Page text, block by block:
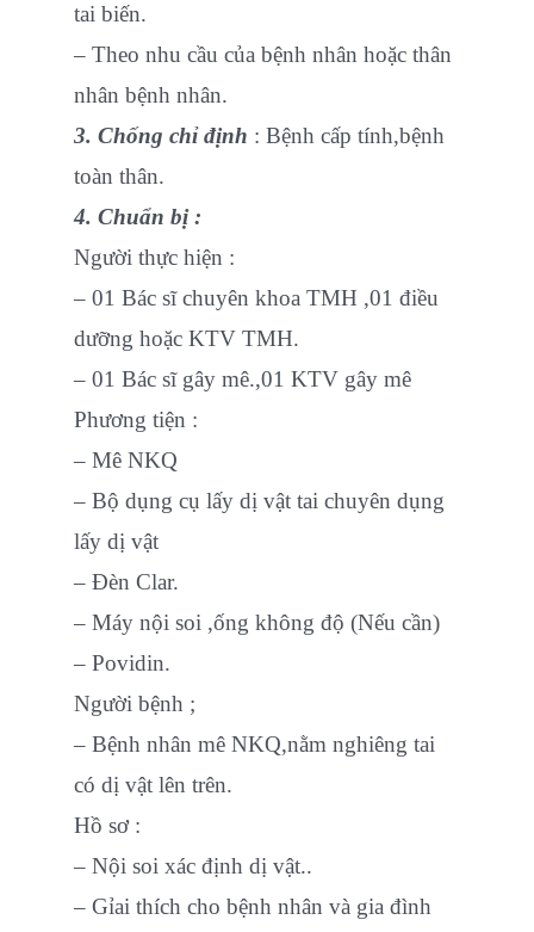
tai biến.
– Theo nhu cầu của bệnh nhân hoặc thân
nhân bệnh nhân.
3. Chống chỉ định : Bệnh cấp tính,bệnh
toàn thân.
4. Chuẩn bị :
Người thực hiện :
– 01 Bác sĩ chuyên khoa TMH ,01 điều
dưỡng hoặc KTV TMH.
– 01 Bác sĩ gây mê.,01 KTV gây mê
Phương tiện :
– Mê NKQ
– Bộ dụng cụ lấy dị vật tai chuyên dụng
lấy dị vật
– Đèn Clar.
– Máy nội soi ,ống không độ (Nếu cần)
– Povidin.
Người bệnh ;
– Bệnh nhân mê NKQ,nằm nghiêng tai
có dị vật lên trên.
Hồ sơ :
– Nội soi xác định dị vật..
– Gỉai thích cho bệnh nhân và gia đình